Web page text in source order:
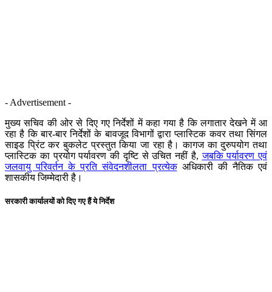
- Advertisement -
मुख्य सचिव की ओर से दिए गए निर्देशों में कहा गया है कि लगातार देखने में आ
रहा है कि बार-बार निर्देशों के बावजूद विभागों द्वारा प्लास्टिक कवर तथा सिंगल
साइड प्रिंट कर बुकलेट प्रस्तुत किया जा रहा है। कागज का दुरुपयोग तथा
प्लास्टिक का प्रयोग पर्यावरण की दृष्टि से उचित नहीं है,जबकि पर्यावरण एवं
जलवायु परिवर्तन के प्रति संवेदनशीलता प्रत्येकअधिकारी की नैतिक एवं
शासकीय जिम्मेदारी है।
सरकारी कार्यालयों को दिए गए हैं ये निर्देश